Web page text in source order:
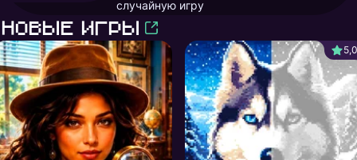
случайную игру
Новые игры
5,0